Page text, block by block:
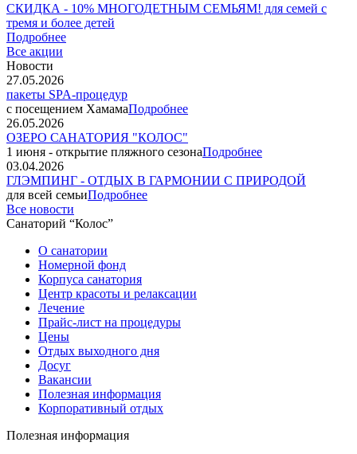
СКИДКА - 10% МНОГОДЕТНЫМ СЕМЬЯМ! для семей с
тремя и более детей
Подробнее
Все акции
Новости
27.05.2026
пакеты SPA-процедур
с посещением ХамамаПодробнее
26.05.2026
ОЗЕРО САНАТОРИЯ "КОЛОС"
1 июня - открытие пляжного сезонаПодробнее
03.04.2026
ГЛЭМПИНГ - ОТДЫХ В ГАРМОНИИ С ПРИРОДОЙ
для всей семьиПодробнее
Все новости
Санаторий “Колос”
О санатории
Номерной фонд
Корпуса санатория
Центр красоты и релаксации
Лечение
Прайс-лист на процедуры
Цены
Отдых выходного дня
Досуг
Вакансии
Полезная информация
Корпоративный отдых
Полезная информация